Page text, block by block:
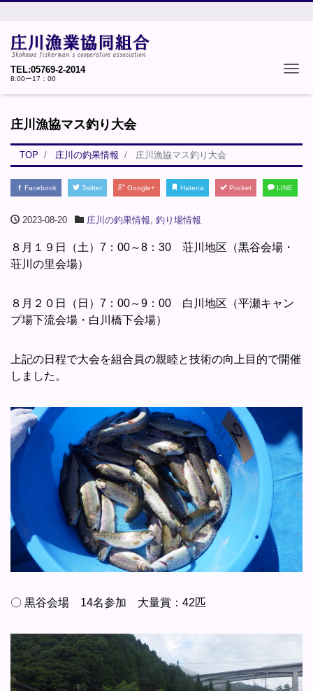
TEL:05769-2-2014
8:00ー17：00
庄川漁協マス釣り大会
TOP 庄川の釣果情報 庄川漁協マス釣り大会
Facebook Twitter Google+ Hatena Pocket LINE
2023-08-20 庄川の釣果情報 釣り場情報
８月１９日（土）7：00～8：30 荘川地区（黒谷会場・
荘川の里会場）
８月２０日（日）7：00～9：00 白川地区（平瀬キャン
プ場下流会場・白川橋下会場）
上記の日程で大会を組合員の親睦と技術の向上目的で開催
しました。
〇 黒谷会場 14名参加 大量賞：42匹